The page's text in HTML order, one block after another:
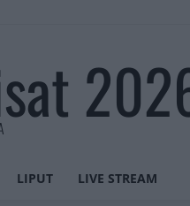
LIPUT LIVE STREAM